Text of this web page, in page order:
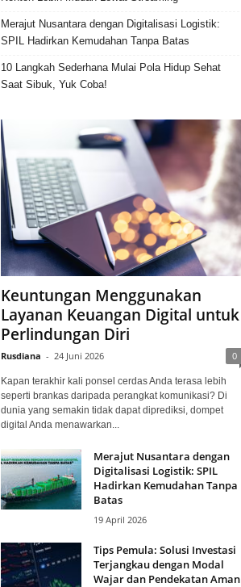
Merajut Nusantara dengan Digitalisasi Logistik:
SPIL Hadirkan Kemudahan Tanpa Batas
10 Langkah Sederhana Mulai Pola Hidup Sehat
Saat Sibuk, Yuk Coba!
Keuntungan Menggunakan
Layanan Keuangan Digital untuk
Perlindungan Diri
Rusdiana - 24 Juni 2026 0
Kapan terakhir kali ponsel cerdas Anda terasa lebih
seperti brankas daripada perangkat komunikasi? Di
dunia yang semakin tidak dapat diprediksi, dompet
digital Anda menawarkan...
Merajut Nusantara dengan
Digitalisasi Logistik: SPIL
Hadirkan Kemudahan Tanpa
Batas
19 April 2026
Tips Pemula: Solusi Investasi
Terjangkau dengan Modal
Wajar dan Pendekatan Aman